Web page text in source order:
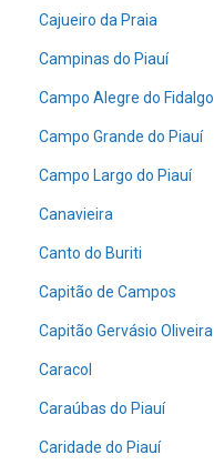
Cajueiro da Praia
Campinas do Piauí
Campo Alegre do Fidalgo
Campo Grande do Piauí
Campo Largo do Piauí
Canavieira
Canto do Buriti
Capitão de Campos
Capitão Gervásio Oliveira
Caracol
Caraúbas do Piauí
Caridade do Piauí